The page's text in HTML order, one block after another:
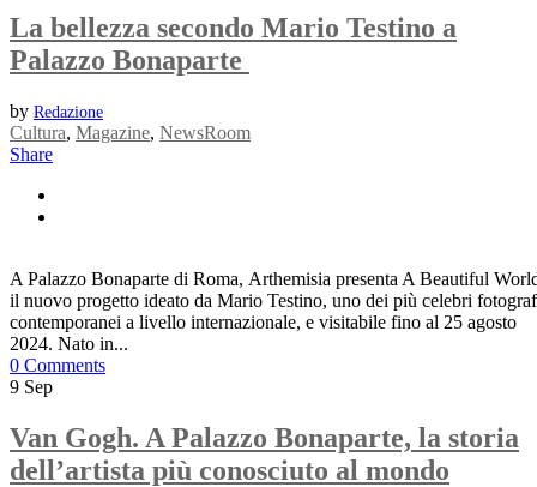
La bellezza secondo Mario Testino a
Palazzo Bonaparte
by Redazione
Cultura, Magazine, NewsRoom
Share
A Palazzo Bonaparte di Roma, Arthemisia presenta A Beautiful
il nuovo progetto ideato da Mario Testino, uno dei più celebri
contemporanei a livello internazionale, e visitabile fino al 25 agosto
2024. Nato in...
0 Comments
9 Sep
Van Gogh. A Palazzo Bonaparte, la storia
dell’artista più conosciuto al mondo